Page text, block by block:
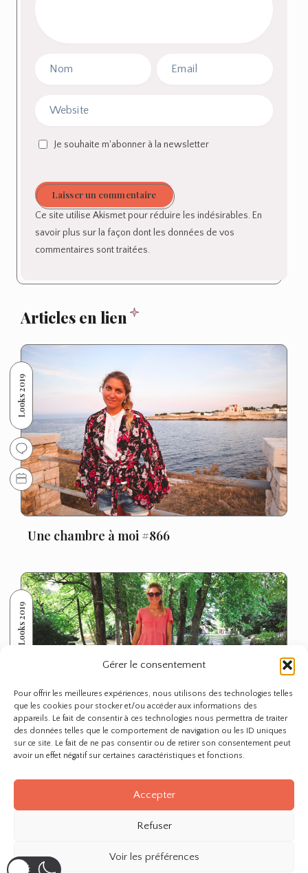
Gérer le consentement
Pour offrir les meilleures expériences, nous utilisons des technologies telles
que les cookies pour stocker et/ou accéder aux informations des
appareils. Le fait de consentir à ces technologies nous permettra de traiter
des données telles que le comportement de navigation ou les ID uniques
sur ce site. Le fait de ne pas consentir ou de retirer son consentement peut
avoir un effet négatif sur certaines caractéristiques et fonctions.
Accepter
Refuser
Voir les préférences
Je souhaite m'abonner à la newsletter
Laisser un commentaire
Ce site utilise Akismet pour réduire les indésirables. En
savoir plus sur la façon dont les données de vos
commentaires sont traitées.
Articles en lien
Looks 2019
Une chambre à moi #866
Looks 2019
I got You #865